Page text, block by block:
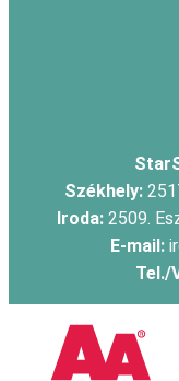
Székhely:
Iroda: 2509.
E-mail:
Tel./